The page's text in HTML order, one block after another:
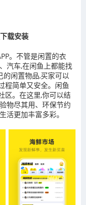
载安装
。不管是闲置的衣
汽车,在闲鱼上都能找
的闲置物品,买家可以
程简单又安全。闲鱼
区。在这里,你可以结
物尽其用、环保节约
活更加丰富多彩。